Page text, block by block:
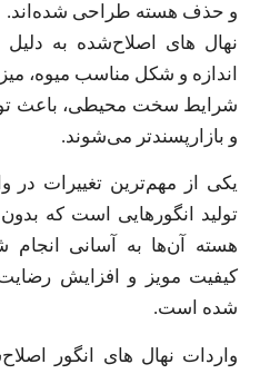
و حذف هسته طراحی شده‌اند.
نهال های اصلاح‌شده به
اندازه و شکل مناسب میوه،
شرایط سخت محیطی، باعث
و بازارپسندتر می‌شوند.
یکی از مهم‌ترین تغییرات در
تولید انگورهایی است که
هسته آن‌ها به آسانی انجام
کیفیت مویز و افزایش
شده است.
واردات نهال های انگور